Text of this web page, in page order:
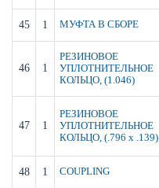
45 1 МУФТА В СБОРЕ
46 1
РЕЗИНОВОЕ
УПЛОТНИТЕЛЬНОЕ
КОЛЬЦО, (1.046)
47 1
РЕЗИНОВОЕ
УПЛОТНИТЕЛЬНОЕ
КОЛЬЦО, (.796 x .139)
48 1 COUPLING